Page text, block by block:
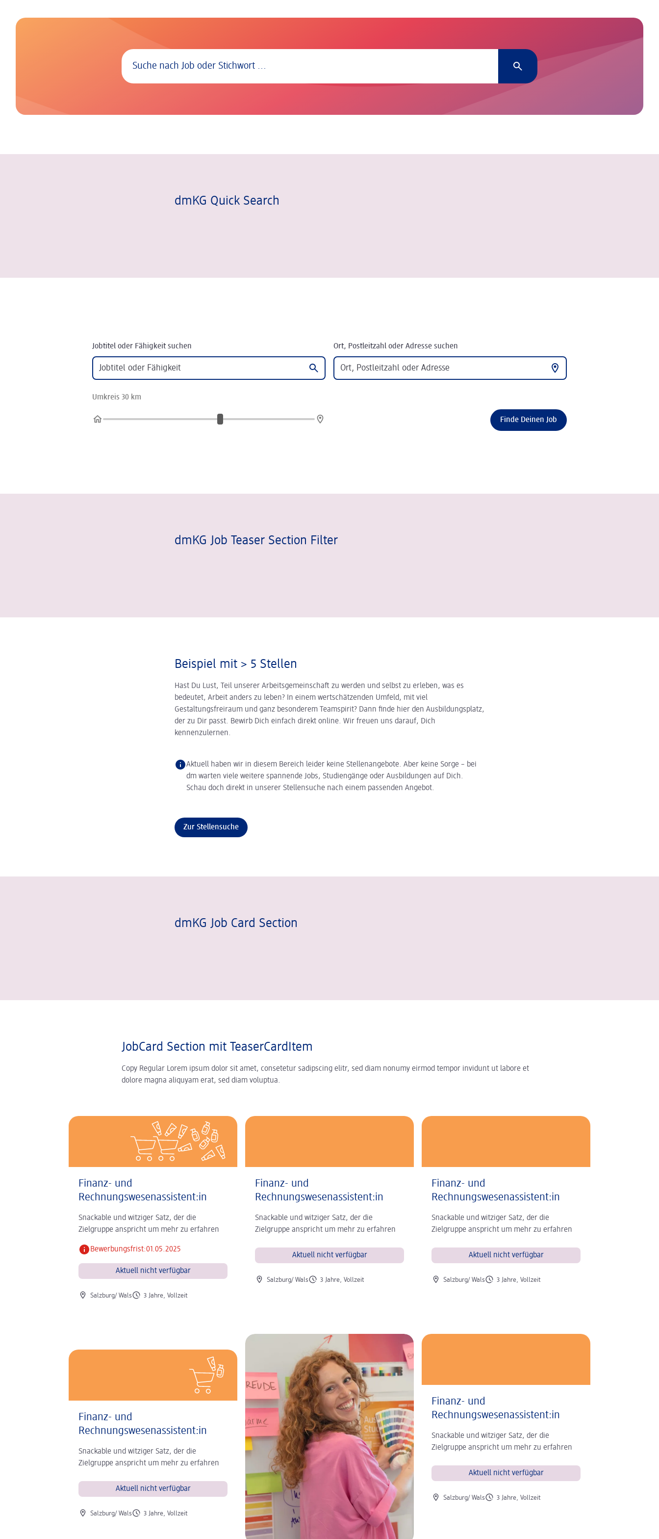
Suche Jobs
dmKG Quick Search
Jobtitel oder Fähigkeit suchen Ort, Postleitzahl oder Adresse suchen
Umkreis 30 km
Finde Deinen Job
dmKG Job Teaser Section Filter
Beispiel mit > 5 Stellen
Hast Du Lust, Teil unserer Arbeitsgemeinschaft zu werden und selbst zu erleben, was es
bedeutet, Arbeit anders zu leben? In einem wertschätzenden Umfeld, mit viel
Gestaltungsfreiraum und ganz besonderem Teamspirit? Dann finde hier den Ausbildungsplatz,
der zu Dir passt. Bewirb Dich einfach direkt online. Wir freuen uns darauf, Dich
kennenzulernen.
Aktuell haben wir in diesem Bereich leider keine Stellenangebote. Aber keine Sorge – bei
dm warten viele weitere spannende Jobs, Studiengänge oder Ausbildungen auf Dich.
Schau doch direkt in unserer Stellensuche nach einem passenden Angebot.
Zur Stellensuche
dmKG Job Card Section
JobCard Section mit TeaserCardItem
Copy Regular Lorem ipsum dolor sit amet, consetetur sadipscing elitr, sed diam nonumy eirmod tempor invidunt ut labore et
dolore magna aliquyam erat, sed diam voluptua.
Finanz- und
Rechnungswesenassistent:in
Snackable und witziger Satz, der die
Zielgruppe anspricht um mehr zu erfahren
Bewerbungsfrist:01.05.2025
Aktuell nicht verfügbar
Ort der Stelle
Salzburg/ WalsArt der Stelle
3 Jahre, Vollzeit
Finanz- und
Rechnungswesenassistent:in
Snackable und witziger Satz, der die
Zielgruppe anspricht um mehr zu erfahren
Aktuell nicht verfügbar
Ort der Stelle
Salzburg/ WalsArt der Stelle
3 Jahre, Vollzeit
Finanz- und
Rechnungswesenassistent:in
Snackable und witziger Satz, der die
Zielgruppe anspricht um mehr zu erfahren
Aktuell nicht verfügbar
Ort der Stelle
Salzburg/ WalsArt der Stelle
3 Jahre, Vollzeit
Finanz- und
Rechnungswesenassistent:in
Snackable und witziger Satz, der die
Zielgruppe anspricht um mehr zu erfahren
Aktuell nicht verfügbar
Ort der Stelle
Salzburg/ WalsArt der Stelle
3 Jahre, Vollzeit
Finanz- und
Rechnungswesenassistent:in
Snackable und witziger Satz, der die
Zielgruppe anspricht um mehr zu erfahren
Aktuell nicht verfügbar
Ort der Stelle
Salzburg/ WalsArt der Stelle
3 Jahre, Vollzeit